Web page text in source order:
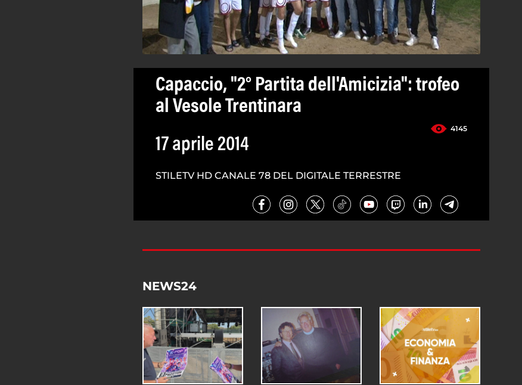
Capaccio, "2° Partita dell'Amicizia": trofeo
al Vesole Trentinara
4145
17 aprile 2014
STILETV HD CANALE 78 DEL DIGITALE TERRESTRE
NEWS24